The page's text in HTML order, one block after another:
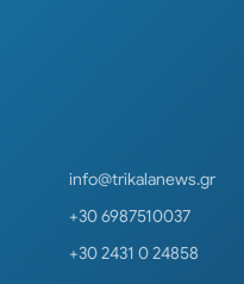
info@trikalanews.gr
+30 6987510037
+30 2431 0 24858